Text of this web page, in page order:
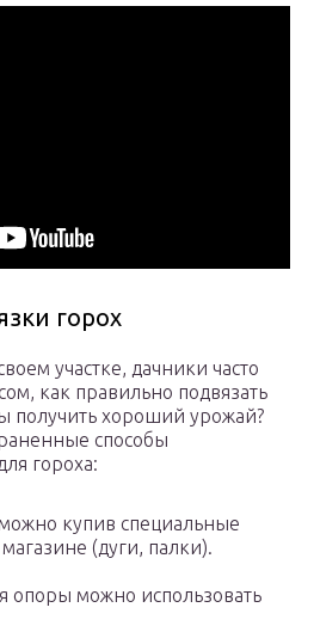
горох
участке, дачники часто
как правильно подвязать
получить хороший урожай?
способы
гороха:
купив специальные
(дуги, палки).
опоры можно использовать